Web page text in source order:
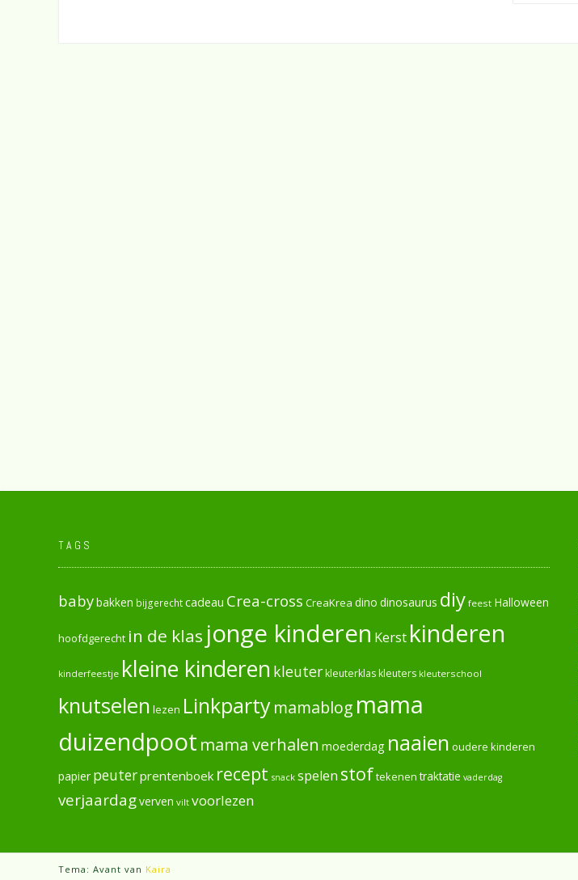
TAGS
babybakken bijgerechtcadeau Crea-cross CreaKrea dino dinosaurus diy feest Halloween
hoofdgerecht in de klas jonge kinderen Kerst kinderen
kinderfeestje kleine kinderen kleuterkleuterklaskleuters kleuterschool
knutselen lezen Linkpartymamablog mama
duizendpoot mama verhalen moederdag naaien oudere kinderen
papier peuterprentenboek recept snack spelen stoftekenen traktatie vaderdag
verjaardagverven vilt voorlezen
Tema: Avant van Kaira